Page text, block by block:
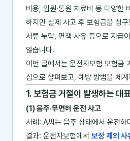
비용, 입원·통원 치료비 등 다양한
하지만 실제 사고 후 보험금을 청
서류 누락, 면책 사유 등으로 지급
않습니다.
이번 글에서는 운전자보험 보험금
심으로 살펴보고, 예방 방법을 체
1. 보험금 거절이 발생하는 대
(1) 음주·무면허 운전 사고
사례: A씨는 음주 상태에서 운전하
결과: 운전자보험에서 보장 제외 사